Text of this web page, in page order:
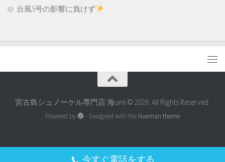
台風5号の影響に負けず
宮古島シュノーケル専門店 海umi © 2026. All Rights Reserved.
Powered by - Designed with the Hueman theme
今すぐ電話をする